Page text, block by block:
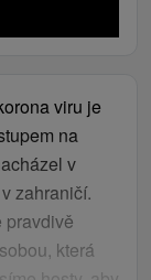
viru je
na
v
zahraničí.
pravdivě
která